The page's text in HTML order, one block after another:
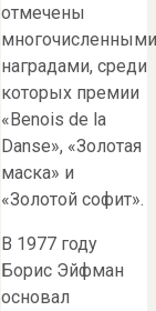
отмечены
многочисленными
наградами, среди
которых премии
«Benois de la
Danse», «Золотая
маска» и
«Золотой софит».
В 1977 году
Борис Эйфман
основал